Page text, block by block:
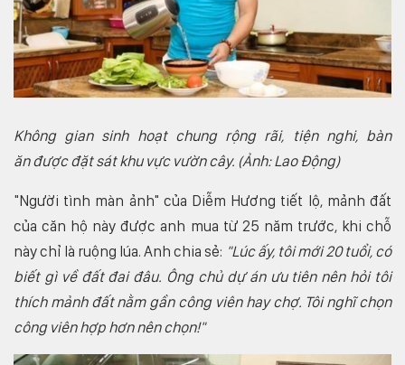
Không gian sinh hoạt chung rộng rãi, tiện nghi, bàn
ăn được đặt sát khu vực vườn cây. (Ảnh: Lao Động)
"Người tình màn ảnh" của Diễm Hương tiết lộ, mảnh đất
của căn hộ này được anh mua từ 25 năm trước, khi chỗ
này chỉ là ruộng lúa. Anh chia sẻ: "Lúc ấy, tôi mới 20 tuổi, có
biết gì về đất đai đâu. Ông chủ dự án ưu tiên nên hỏi tôi
thích mảnh đất nằm gần công viên hay chợ. Tôi nghĩ chọn
công viên hợp hơn nên chọn!"